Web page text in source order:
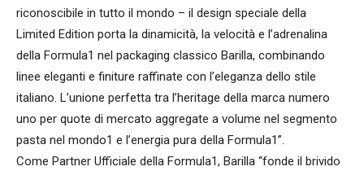
riconoscibile in tutto il mondo – il design speciale della
Limited Edition porta la dinamicità, la velocità e l’adrenalina
della Formula1 nel packaging classico Barilla, combinando
linee eleganti e finiture raffinate con l’eleganza dello stile
italiano. L’unione perfetta tra l’heritage della marca numero
uno per quote di mercato aggregate a volume nel segmento
pasta nel mondo1 e l’energia pura della Formula1”.
Come Partner Ufficiale della Formula1, Barilla “fonde il brivido